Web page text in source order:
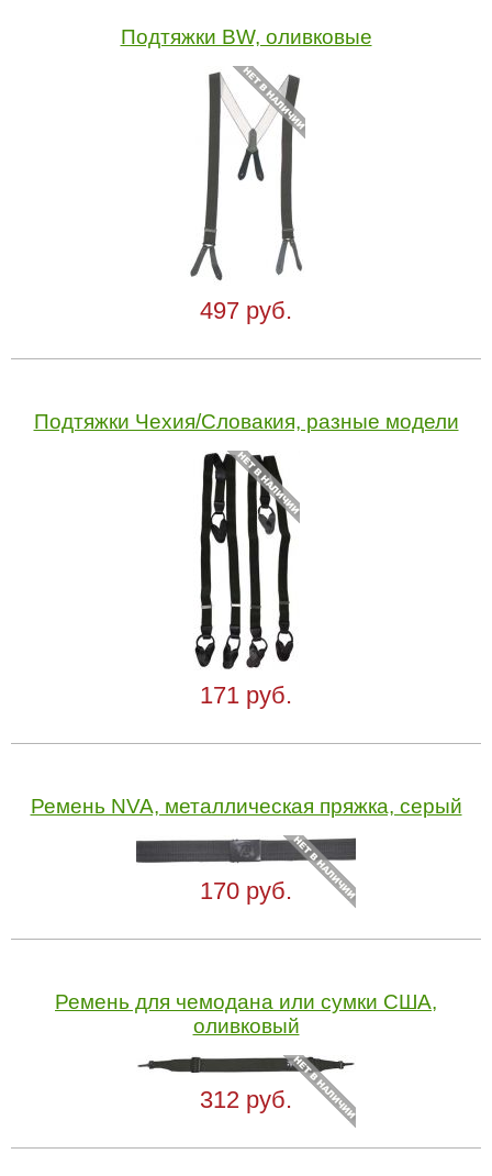
Подтяжки BW, оливковые
497 руб.
Подтяжки Чехия/Словакия, разные модели
171 руб.
Ремень NVA, металлическая пряжка, серый
170 руб.
Ремень для чемодана или сумки США,
оливковый
312 руб.